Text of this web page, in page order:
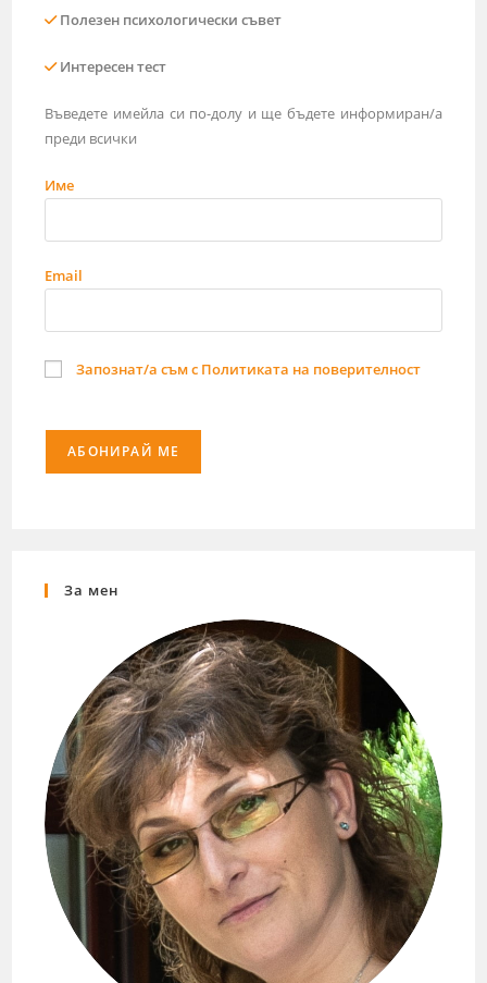
Полезен психологически съвет
Интересен тест
Въведете имейла си по-долу и ще бъдете информиран/а
преди всички
Име
Email
Запознат/а съм с Политиката на поверителност
За мен